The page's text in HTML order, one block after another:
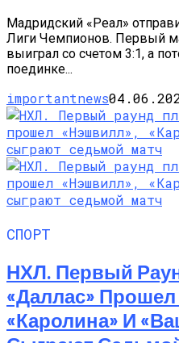
Мадридский «Реал»
Лиги Чемпионов. Первый
выиграл со счетом 3:1, а
поединке...
importantnews
СПОРТ
НХЛ. Первый
«Даллас»
«Каролина» И